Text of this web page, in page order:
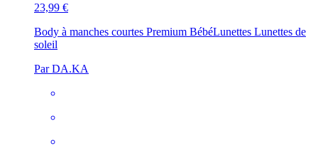
23,99 €
Body à manches courtes Premium BébéLunettes Lunettes de
soleil
Par DA.KA